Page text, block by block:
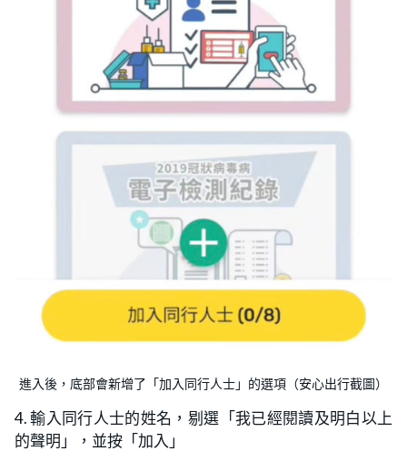
進入後，底部會新增了「加入同行人士」的選項（安心出行截圖）
4. 輸入同行人士的姓名，剔選「我已經閱讀及明白以上
的聲明」，並按「加入」